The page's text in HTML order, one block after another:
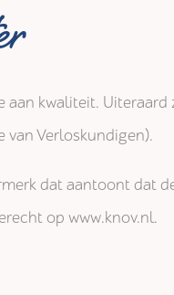
aan kwaliteit.
van Verloskundigen).
dat aantoont dat
op www.knov.nl.